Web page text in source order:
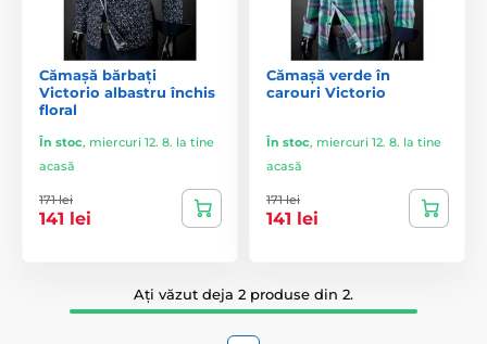
Cămașă bărbați
Victorio albastru închis
floral
În stoc, miercuri 12. 8. la tine
acasă
171 lei
141 lei
Cămașă verde în
carouri Victorio
În stoc, miercuri 12. 8. la tine
acasă
171 lei
141 lei
Ați văzut deja 2 produse din 2.